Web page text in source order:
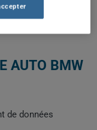
AUTO BMW
de données